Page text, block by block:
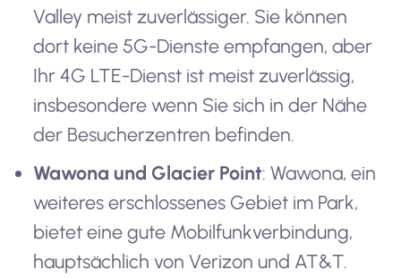
Valley meist zuverlässiger. Sie können
dort keine 5G-Dienste empfangen, aber
Ihr 4G LTE-Dienst ist meist zuverlässig,
insbesondere wenn Sie sich in der Nähe
der Besucherzentren befinden.
Wawona und Glacier Point: Wawona, ein
weiteres erschlossenes Gebiet im Park,
bietet eine gute Mobilfunkverbindung,
hauptsächlich von Verizon und AT&T.